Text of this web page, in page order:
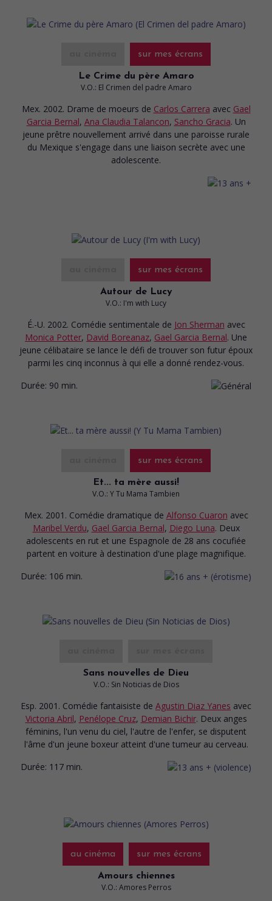
sur mes écrans
Le Crime du père Amaro
V.O.: El Crimen del padre Amaro
Mex. 2002. Drame de moeurs de Carlos Carrera avec Gael
Garcia Bernal, Ana Claudia Talancon, Sancho Gracia. Un
jeune prêtre nouvellement arrivé dans une paroisse rurale
du Mexique s'engage dans une liaison secrète avec une
adolescente.
sur mes écrans
Autour de Lucy
V.O.: I'm with Lucy
É.-U. 2002. Comédie sentimentale de Jon Sherman avec
Monica Potter, David Boreanaz, Gael Garcia Bernal. Une
jeune célibataire se lance le défi de trouver son futur époux
parmi les cinq inconnus à qui elle a donné rendez-vous.
Durée: 90 min.
sur mes écrans
Et... ta mère aussi!
V.O.: Y Tu Mama Tambien
Mex. 2001. Comédie dramatique de Alfonso Cuaron avec
Maribel Verdu, Gael Garcia Bernal, Diego Luna. Deux
adolescents en rut et une Espagnole de 28 ans cocufiée
partent en voiture à destination d'une plage magnifique.
Durée: 106 min.
Sans nouvelles de Dieu
V.O.: Sin Noticias de Dios
Esp. 2001. Comédie fantaisiste de Agustin Diaz Yanes avec
Victoria Abril, Penélope Cruz, Demian Bichir. Deux anges
féminins, l'un venu du ciel, l'autre de l'enfer, se disputent
l'âme d'un jeune boxeur atteint d'une tumeur au cerveau.
Durée: 117 min.
au cinéma sur mes écrans
Amours chiennes
V.O.: Amores Perros